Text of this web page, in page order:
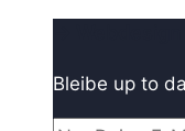
Bleibe up to